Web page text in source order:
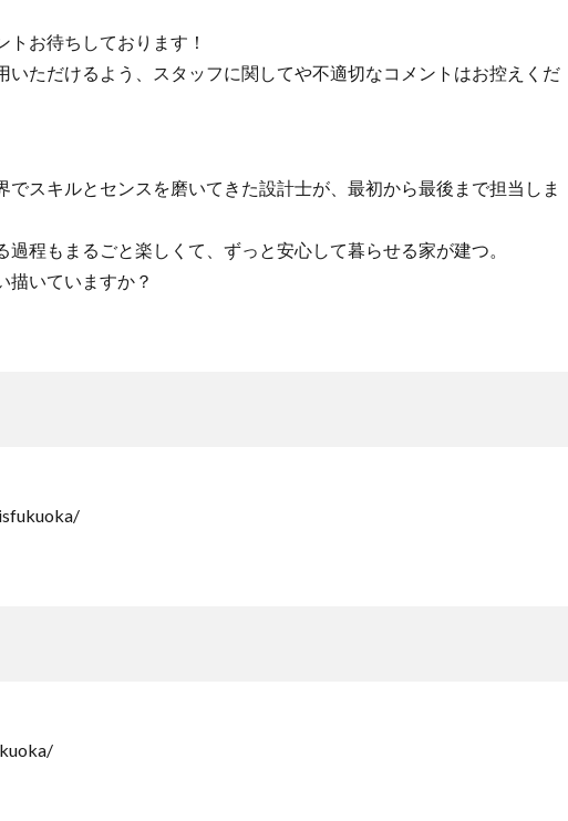
お待ちしております！
いただけるよう、スタッフに関してや不適切なコメントはお控えくだ
でスキルとセンスを磨いてきた設計士が、最初から最後まで担当しま
程もまるごと楽しくて、ずっと安心して暮らせる家が建つ。
描いていますか？